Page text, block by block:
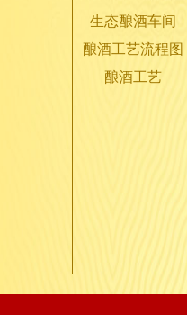
生态酿酒车间
酿酒工艺流程图
酿酒工艺